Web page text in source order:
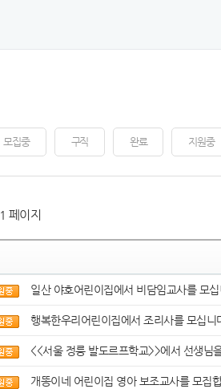
모집중 구직 완료 지원중
1 페이지
일산 야호어린이집에서 비담임교사를 모십
행복한우리어린이집에서 조리사를 모십니
<<서울 정릉 발도르프학교>>에서 선생님
개똥이네 어린이집 영아 보조교사를 모집